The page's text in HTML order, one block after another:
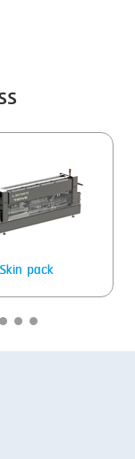
Skin pack